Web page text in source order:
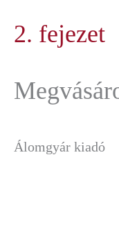
2. fejezet
Álomgyár kiadó